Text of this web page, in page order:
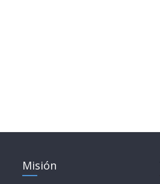
Misión